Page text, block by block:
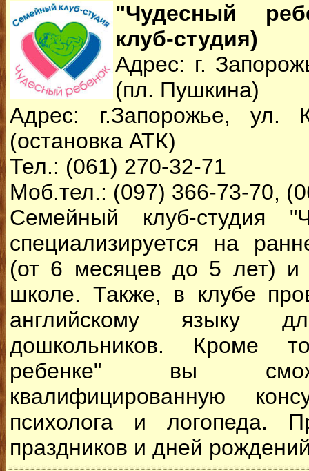
"Чудесный
клуб-студия)
Адрес: г.
(пл. Пушкина)
Адрес: г.Запорожье, ул.
(остановка АТК)
Тел.: (061) 270-32-71
Моб.тел.: (097) 366-73-70,
Семейный клуб-студия
специализируется на
(от 6 месяцев до 5 лет) и
школе. Также, в клубе
английскому языку
дошкольников. Кроме
ребенке" вы
квалифицированную
психолога и логопеда.
праздников и дней